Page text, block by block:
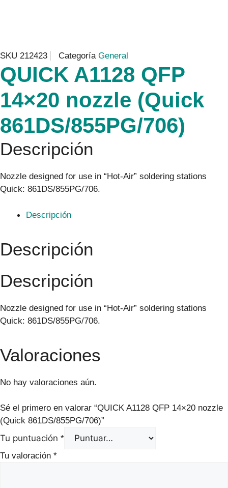
SKU 212423 Categoría General
QUICK A1128 QFP
14×20 nozzle (Quick
861DS/855PG/706)
Descripción
Nozzle designed for use in “Hot-Air” soldering stations
Quick: 861DS/855PG/706.
Descripción
Descripción
Descripción
Nozzle designed for use in “Hot-Air” soldering stations
Quick: 861DS/855PG/706.
Valoraciones
No hay valoraciones aún.
Sé el primero en valorar “QUICK A1128 QFP 14×20 nozzle
(Quick 861DS/855PG/706)”
Tu puntuación *
Tu valoración *